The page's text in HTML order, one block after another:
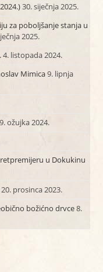
30. siječnja 2025.
za poboljšanje stanja u
2025.
4. listopada 2024.
Mimica9. lipnja
ožujka 2024.
u Dokukinu
20. prosinca 2023.
božićno drvce8.